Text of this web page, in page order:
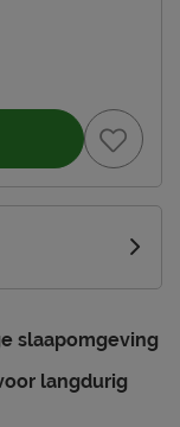
slaapomgeving
langdurig